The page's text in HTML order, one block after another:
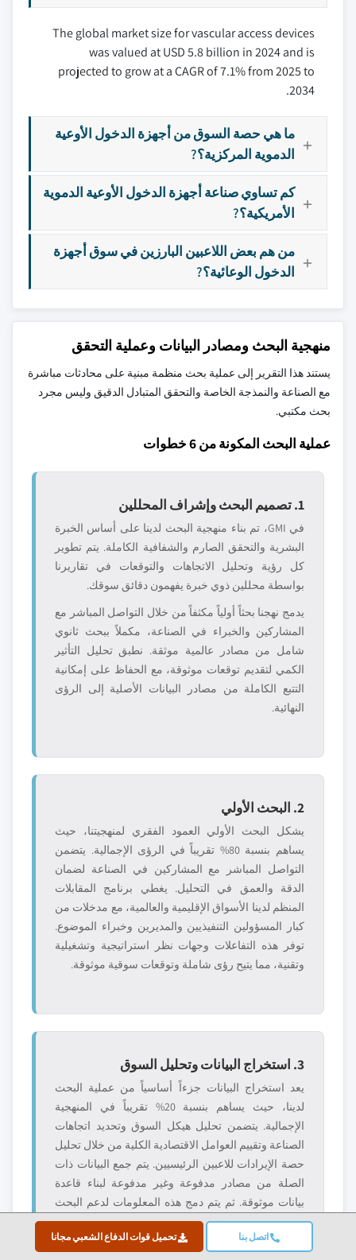
اتصل بنا تحميل قوات الدفاع الشعبي مجانا
The global market size for vascular access devices
was valued at USD 5.8 billion in 2024 and is
projected to grow at a CAGR of 7.1% from 2025 to
2034.
ما هي حصة السوق من أجهزة الدخول الأوعية
الدموية المركزية؟?
كم تساوي صناعة أجهزة الدخول الأوعية الدموية
الأمريكية؟?
من هم بعض اللاعبين البارزين في سوق أجهزة
الدخول الوعائية؟?
منهجية البحث ومصادر البيانات وعملية التحقق
يستند هذا التقرير إلى عملية بحث منظمة مبنية على محادثات مباشرة
مع الصناعة والنمذجة الخاصة والتحقق المتبادل الدقيق وليس مجرد
بحث مكتبي.
عملية البحث المكونة من 6 خطوات
1. تصميم البحث وإشراف المحللين
في GMI، تم بناء منهجية البحث لدينا على أساس الخبرة
البشرية والتحقق الصارم والشفافية الكاملة. يتم تطوير
كل رؤية وتحليل الاتجاهات والتوقعات في تقاريرنا
بواسطة محللين ذوي خبرة يفهمون دقائق سوقك.
يدمج نهجنا بحثاً أولياً مكثفاً من خلال التواصل المباشر مع
المشاركين والخبراء في الصناعة، مكملاً ببحث ثانوي
شامل من مصادر عالمية موثقة. نطبق تحليل التأثير
الكمي لتقديم توقعات موثوقة، مع الحفاظ على إمكانية
التتبع الكاملة من مصادر البيانات الأصلية إلى الرؤى
النهائية.
2. البحث الأولي
يشكل البحث الأولي العمود الفقري لمنهجيتنا، حيث
يساهم بنسبة 80% تقريباً في الرؤى الإجمالية. يتضمن
التواصل المباشر مع المشاركين في الصناعة لضمان
الدقة والعمق في التحليل. يغطي برنامج المقابلات
المنظم لدينا الأسواق الإقليمية والعالمية، مع مدخلات من
كبار المسؤولين التنفيذيين والمديرين وخبراء الموضوع.
توفر هذه التفاعلات وجهات نظر استراتيجية وتشغيلية
وتقنية، مما يتيح رؤى شاملة وتوقعات سوقية موثوقة.
3. استخراج البيانات وتحليل السوق
يعد استخراج البيانات جزءاً أساسياً من عملية البحث
لدينا، حيث يساهم بنسبة 20% تقريباً في المنهجية
الإجمالية. يتضمن تحليل هيكل السوق وتحديد اتجاهات
الصناعة وتقييم العوامل الاقتصادية الكلية من خلال تحليل
حصة الإيرادات للاعبين الرئيسيين. يتم جمع البيانات ذات
الصلة من مصادر مدفوعة وغير مدفوعة لبناء قاعدة
بيانات موثوقة. ثم يتم دمج هذه المعلومات لدعم البحث
الأولي وتحديد حجم السوق، مع التحقق من أصحاب
المصلحة الرئيسيين مثل الموزعين والمصنعين